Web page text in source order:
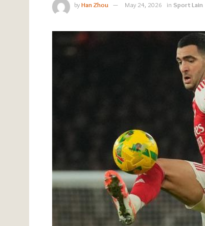
byHan Zhou May 24, 2026 in Sport Lain